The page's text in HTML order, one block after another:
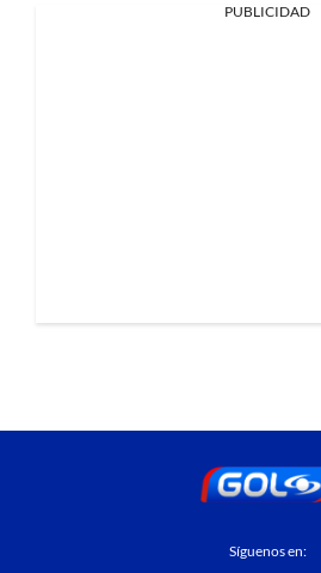
PUBLICIDAD
Síguenos en: